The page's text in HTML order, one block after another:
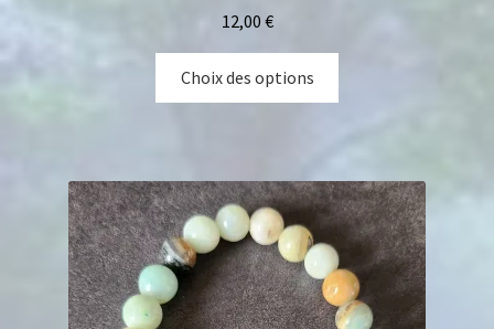
12,00 €
Choix des options